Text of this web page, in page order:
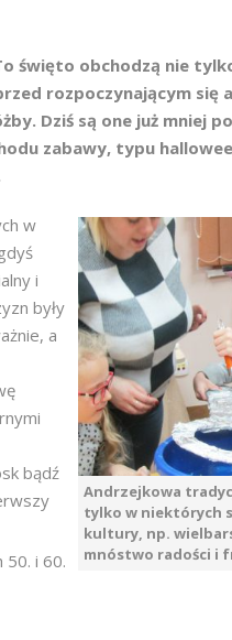
święto obchodzą nie
rozpoczynającym się
Dziś są one już mniej
zabawy, typu
Andrzejkowa
tylko w niektórych
kultury, np.
mnóstwo radości i
w
i
były
a
bądź
50. i 60.